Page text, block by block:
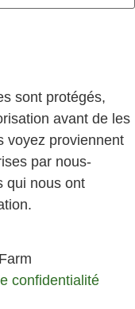
sont protégés,
avant de les
voyez proviennent
par nous-
qui nous ont
confidentialité